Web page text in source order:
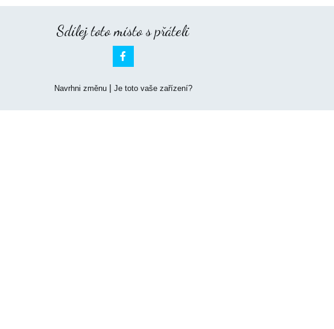
Sdílej toto místo s přáteli

Navrhni změnu| Je toto vaše zařízení?